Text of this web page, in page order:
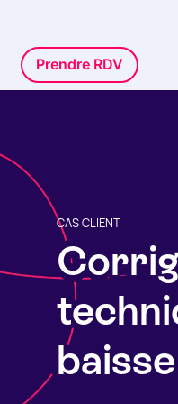
Prendre RDV
CAS CLIENT